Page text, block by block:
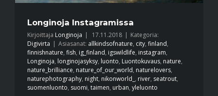
Longinoja Instagramissa
Kirjoittaja Longinoja | 17.11.2018 | Kategoria:
Digivirta | Asiasanat: allkindsofnature, city, finland,
finnishnature, fish, ig_finland, igswildlife, instagram,
Longinoja, longinojasyksy, luonto, Luontokuvaus, nature,
nature_brilliance, nature_of_our_world, naturelovers,
naturephotography, night, nikonworld_ , river, seatrout,
suomenluonto, suomi, taimen, urban, yleluonto